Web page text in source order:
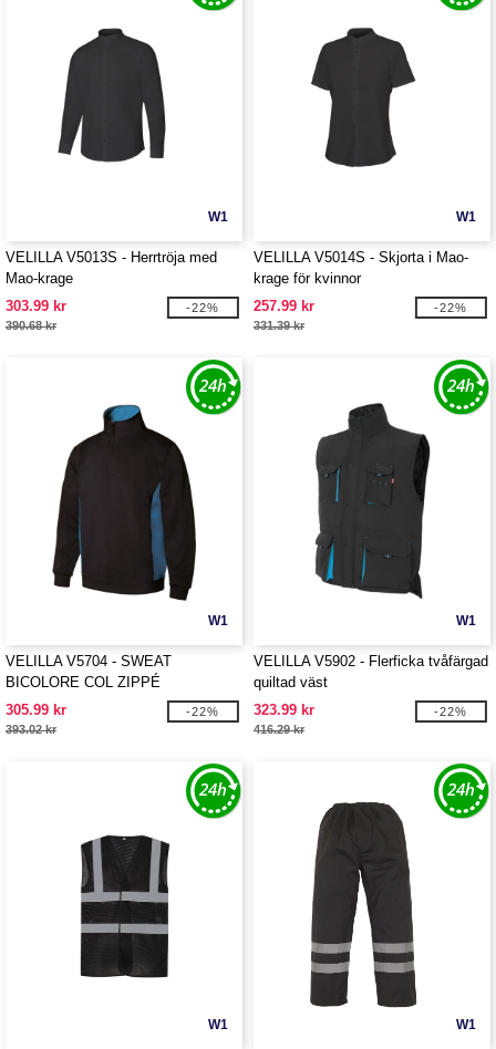
W1
VELILLA V5013S - Herrtröja med
Mao-krage
303.99 kr
390.68 kr
-22%
W1
VELILLA V5014S - Skjorta i Mao-
krage för kvinnor
257.99 kr
331.39 kr
-22%
W1
VELILLA V5704 - SWEAT
BICOLORE COL ZIPPÉ
305.99 kr
393.02 kr
-22%
W1
VELILLA V5902 - Flerficka tvåfärgad
quiltad väst
323.99 kr
416.29 kr
-22%
W1 W1